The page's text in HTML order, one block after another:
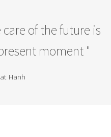
of the future is
moment "
Hanh